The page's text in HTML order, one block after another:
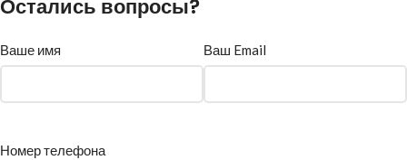
Остались вопросы?
Ваше имя Ваш Email
Номер телефона